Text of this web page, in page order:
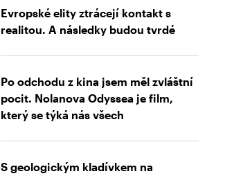
Evropské elity ztrácejí kontakt s
realitou. A následky budou tvrdé
Po odchodu z kina jsem měl zvláštní
pocit. Nolanova Odyssea je film,
který se týká nás všech
S geologickým kladívkem na